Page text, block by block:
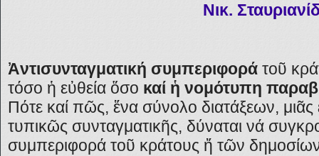
Νικ.
Ἀντισυνταγματική συμπεριφορά τοῦ
τόσο ἡ εὐθεία ὅσο καί ἡ νομότυπη
Πότε καί πῶς, ἕνα σύνολο διατάξεων,
τυπικῶς συνταγματικῆς, δύναται νά
συμπεριφορά τοῦ κράτους ἤ τῶν